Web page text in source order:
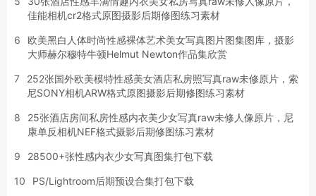
佳能相机cr2格式原图摄影后期修图练习素材
6
欧美黑白人体时尚性感裸体艺术美女写真图片图集图库，摄影
大师赫尔穆特牛顿Helmut Newton作品集欣赏
7
252张国外欧美模特性感美女酒店私房照写真raw未修原片，索
尼SONY相机ARW格式原图摄影后期修图练习素材
8
25张酒店房间私房性感内衣美少女写真raw未修人像原片，尼
康单反相机NEF格式摄影后期修图练习素材
9 28500+张性感内衣少女写真图集打包下载
10 PS/Lightroom后期预设合集打包下载